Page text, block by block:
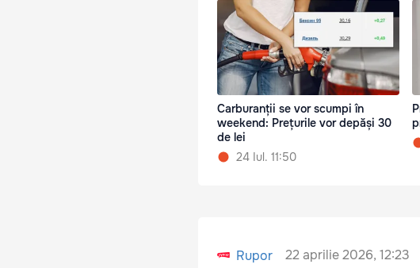
Carburanții se vor scumpi în
weekend: Prețurile vor depăși 30
de lei
24 Iul. 11:50
Rupor 22 aprilie 2026, 12:23